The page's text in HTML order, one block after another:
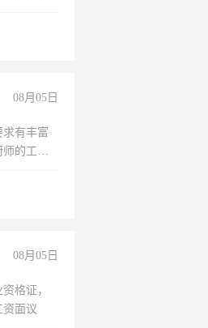
08月05日
有丰富
师的工
08月05日
格证，
资面议